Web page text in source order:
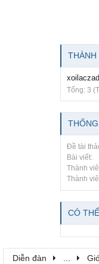
THÀNH
Tổng: 3
Đề tài
Bài viết:
Thành
Thành
CÓ
Diễn đàn